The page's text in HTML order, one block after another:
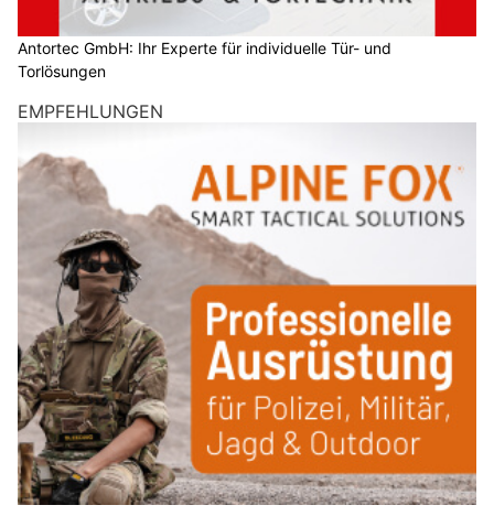
Antortec GmbH: Ihr Experte für individuelle Tür- und
Torlösungen
EMPFEHLUNGEN